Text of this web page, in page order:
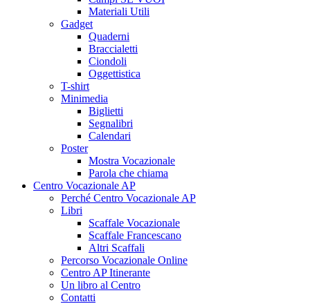
Materiali Utili
Gadget
Quaderni
Braccialetti
Ciondoli
Oggettistica
T-shirt
Minimedia
Biglietti
Segnalibri
Calendari
Poster
Mostra Vocazionale
Parola che chiama
Centro Vocazionale AP
Perché Centro Vocazionale AP
Libri
Scaffale Vocazionale
Scaffale Francescano
Altri Scaffali
Percorso Vocazionale Online
Centro AP Itinerante
Un libro al Centro
Contatti